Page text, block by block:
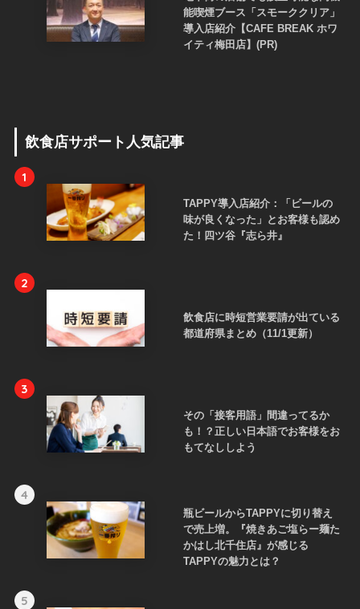
能喫煙ブース「スモーククリア」
導入店紹介【CAFE BREAK ホワ
イティ梅田店】(PR)
飲食店サポート人気記事
1
TAPPY導入店紹介：「ビールの
味が良くなった」とお客様も認め
た！四ツ谷『志ら井』
2
飲食店に時短営業要請が出ている
都道府県まとめ（11/1更新）
3
その「接客用語」間違ってるか
も！？正しい日本語でお客様をお
もてなししよう
4
瓶ビールからTAPPYに切り替え
で売上増。『焼きあご塩らー麺た
かはし北千住店』が感じる
TAPPYの魅力とは？
5